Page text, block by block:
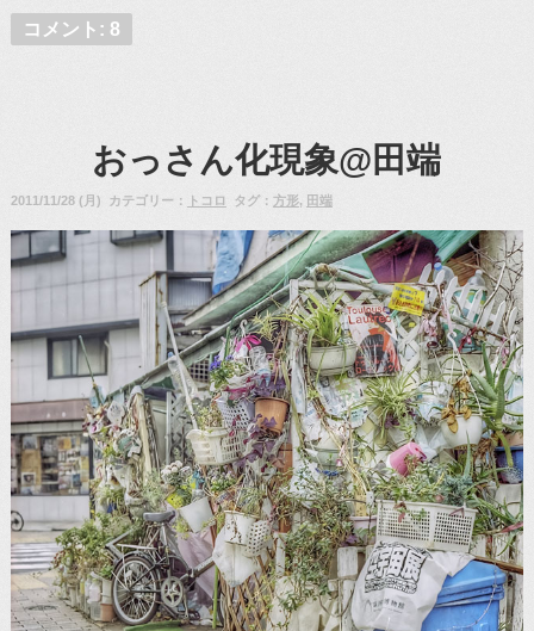
コメント: 8
おっさん化現象@田端
2011/11/28 (月) カテゴリー： トコロ タグ： 方形, 田端